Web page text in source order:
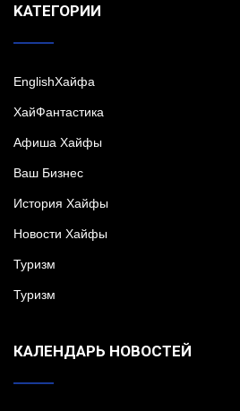
KАТЕГОРИИ
EnglishХайфа
XайФантастика
Афиша Хайфы
Ваш Бизнес
История Хайфы
Новости Хайфы
Туризм
Туризм
КАЛЕНДАРЬ НОВОСТЕЙ